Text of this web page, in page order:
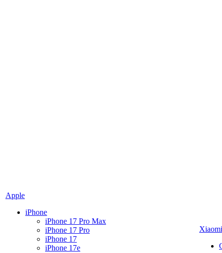
Apple
iPhone
iPhone 17 Pro Max
iPhone 17 Pro
iPhone 17
iPhone 17e
Xiaomi